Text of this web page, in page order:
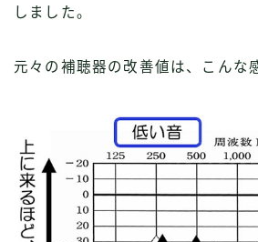
しました。
元々の補聴器の改善値は、こんな